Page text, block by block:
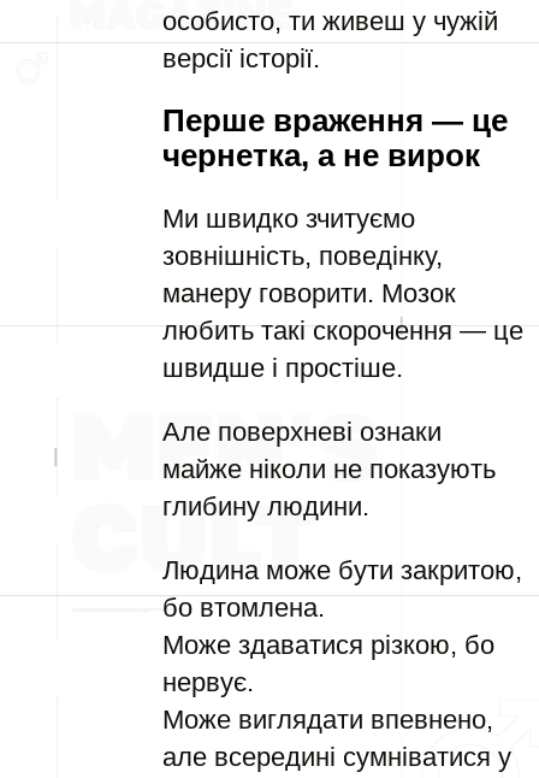
особисто, ти живеш у чужій
версії історії.
Перше враження — це
чернетка, а не вирок
Ми швидко зчитуємо
зовнішність, поведінку,
манеру говорити. Мозок
любить такі скорочення — це
швидше і простіше.
Але поверхневі ознаки
майже ніколи не показують
глибину людини.
Людина може бути закритою,
бо втомлена.
Може здаватися різкою, бо
нервує.
Може виглядати впевнено,
але всередині сумніватися у